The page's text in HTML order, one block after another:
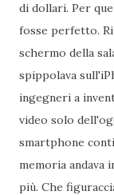
di dollari. Per
fosse perfetto.
schermo della
spippolava
ingegneri a
video solo
smartphone
memoria andava
più. Che